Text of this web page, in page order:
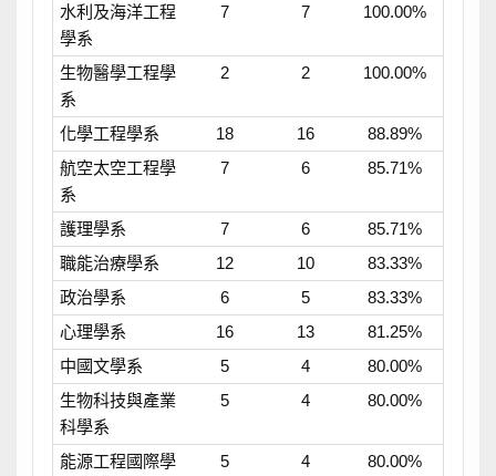
水利及海洋工程
學系
7 7 100.00%
生物醫學工程學
系
2 2 100.00%
化學工程學系 18 16
88.89%
航空太空工程學
系
7 6 85.71%
護理學系 7 6
85.71%
職能治療學系
12 10
83.33%
政治學系
6 5
83.33%
心理學系
16 13
81.25%
中國文學系
5 4
80.00%
生物科技與產業
科學系
5 4 80.00%
能源工程國際學
5 4 80.00%